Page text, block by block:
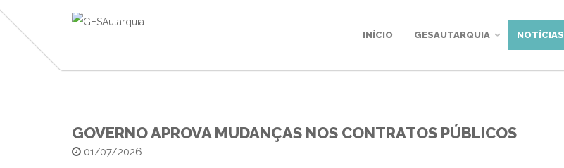
INÍCIO GESAUTARQUIA NOTÍCIAS
GOVERNO APROVA MUDANÇAS NOS CONTRATOS PÚBLICOS
01/07/2026